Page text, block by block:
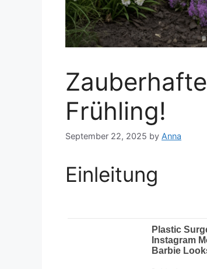
Frühling!
September 22, 2025 by Anna
Einleitung